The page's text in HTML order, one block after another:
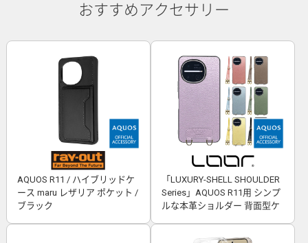
おすすめアクセサリー
AQUOS R11 / ハイブリッドケ
ース maru レザリア ポケット /
ブラック
「LUXURY-SHELL SHOULDER
Series」AQUOS R11用 シンプ
ルな本革ショルダー 背面型ケ